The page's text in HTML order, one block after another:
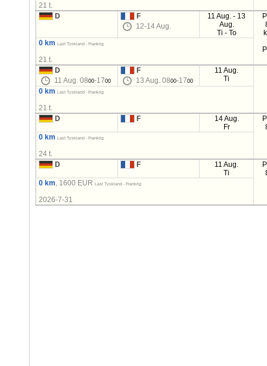
21 t.
D
F
12-14 Aug.
11 Aug. - 13
Aug.
Ti - To
0 km Last Tyskland - Frankrig
21 t.
D
11 Aug. 0800-1700
F
13 Aug. 0800-1700
11 Aug.
Ti
0 km
Last Tyskland - Frankrig
21 t.
D
F
14 Aug.
Fr
0 km
Last Tyskland - Frankrig
24 t.
D
F
11 Aug.
Ti
0 km, 1600 EUR Last Tyskland - Frankrig
2026-7-31